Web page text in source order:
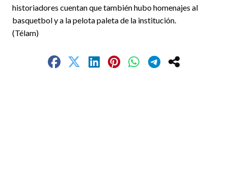
historiadores cuentan que también hubo homenajes al
basquetbol y a la pelota paleta de la institución.
(Télam)